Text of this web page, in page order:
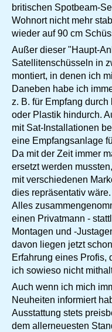
britischen Spotbeam-
Wohnort nicht mehr
wieder auf 90 cm
Außer dieser "Haupt-
Satellitenschüsseln in
montiert, in denen ich
Daneben habe ich
z. B. für Empfang
oder Plastik hindurch.
mit Sat-Installationen
eine Empfangsanlage
Da mit der Zeit immer
ersetzt werden
mit verschiedenen
dies repräsentativ wäre.
Alles
einen Privatmann -
Montagen und -
davon liegen jetzt
Erfahrung eines Profis,
ich sowieso nicht
Auch wenn ich mich
Neuheiten informiert
Ausstattung stets
dem allerneuesten